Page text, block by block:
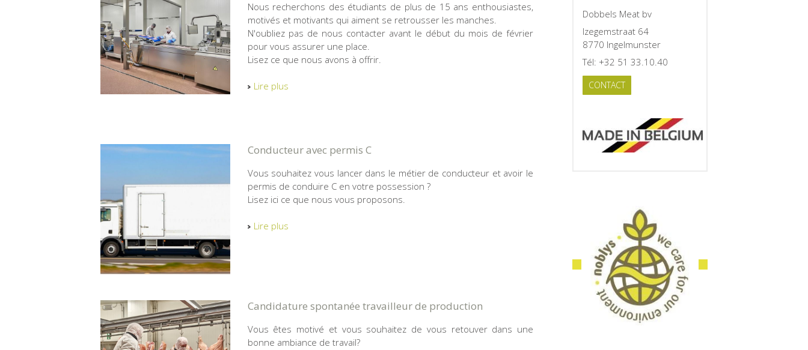
Nous recherchons des étudiants de plus de 15 ans enthousiastes,
motivés et motivants qui aiment se retrousser les manches.
N'oubliez pas de nous contacter avant le début du mois de février
pour vous assurer une place.
Lisez ce que nous avons à offrir.
Lire plus
Conducteur avec permis C
Vous souhaitez vous lancer dans le métier de conducteur et avoir le
permis de conduire C en votre possession ?
Lisez ici ce que nous vous proposons.
Lire plus
Candidature spontanée travailleur de production
Vous êtes motivé et vous souhaitez de vous retouver dans une
bonne ambiance de travail?
Dobbels Meat bv
Izegemstraat 64
8770 Ingelmunster
Tél: +32 51 33.10.40
CONTACT